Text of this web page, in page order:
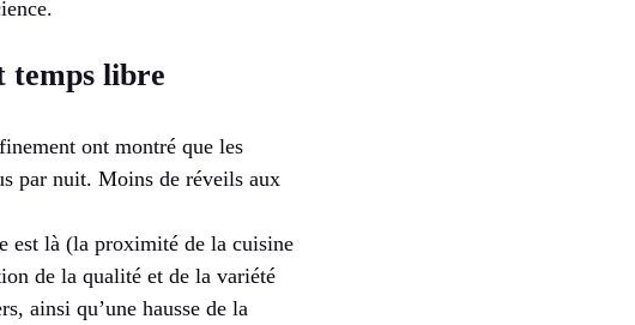
temps libre
ont montré que les
par nuit. Moins de réveils aux
est là (la proximité de la cuisine
de la qualité et de la variété
ainsi qu’une hausse de la